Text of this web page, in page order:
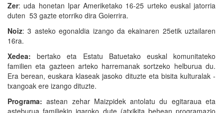
Zer: uda honetan Ipar Ameriketako 16-25 urteko euskal jatorria
duten 53 gazte etorriko dira Goierrira.
Noiz: 3 asteko egonaldia izango da ekainaren 25etik uztailaren
16ra.
Xedea:bertako eta Estatu Batuetako euskal komunitateko
familien eta gazteen arteko harremanak sortzeko helburua du.
Era berean, euskara klaseak jasoko dituzte eta bisita kulturalak -
txangoak ere izango dituzte.
Programa: astean zehar Maizpidek antolatu du egitaraua eta